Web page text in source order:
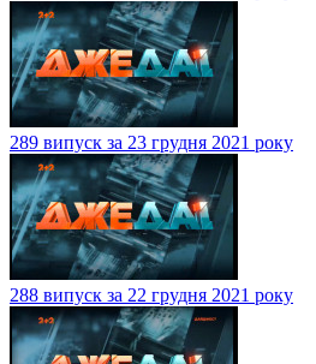
289 випуск за 23 грудня 2021 року
288 випуск за 22 грудня 2021 року